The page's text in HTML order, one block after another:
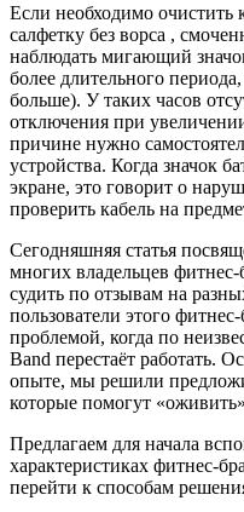
Если необходимо
салфетку без ворса ,
наблюдать мигающий
более длительного
больше). У таких часов
отключения при
причине нужно
устройства. Когда значок
экране, это говорит о
проверить кабель на
Сегодняшняя статья
многих владельцев
судить по отзывам на
пользователи этого
проблемой, когда по
Band перестаёт работать.
опыте, мы решили
которые помогут
Предлагаем для начала
характеристиках фитнес-
перейти к способам